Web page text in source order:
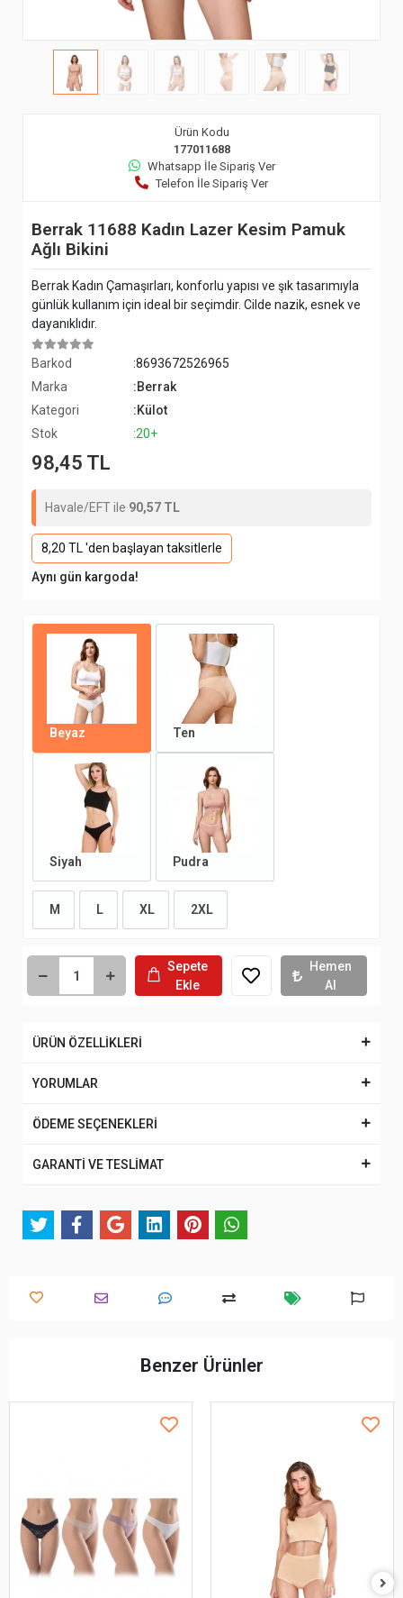
Ürün Kodu
177011688
Whatsapp İle Sipariş Ver
Telefon İle Sipariş Ver
Berrak 11688 Kadın Lazer Kesim Pamuk
Ağlı Bikini
Berrak Kadın Çamaşırları, konforlu yapısı ve şık tasarımıyla
günlük kullanım için ideal bir seçimdir. Cilde nazik, esnek ve
dayanıklıdır.
Barkod
:8693672526965
Marka
:Berrak
Kategori
:Külot
Stok
:20+
98,45 TL
Havale/EFT ile 90,57 TL
8,20 TL 'den başlayan taksitlerle
Aynı gün kargoda!
Beyaz Ten
Siyah Pudra
M L XL 2XL
Sepete
Ekle
Hemen
Al
ÜRÜN ÖZELLİKLERİ
YORUMLAR
ÖDEME SEÇENEKLERİ
GARANTİ VE TESLİMAT
Benzer Ürünler